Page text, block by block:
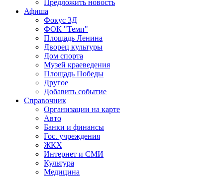
Предложить новость
Афиша
Фокус 3Д
ФОК "Темп"
Площадь Ленина
Дворец культуры
Дом спорта
Музей краеведения
Площадь Победы
Другое
Добавить событие
Справочник
Организации на карте
Авто
Банки и финансы
Гос. учреждения
ЖКХ
Интернет и СМИ
Культура
Медицина